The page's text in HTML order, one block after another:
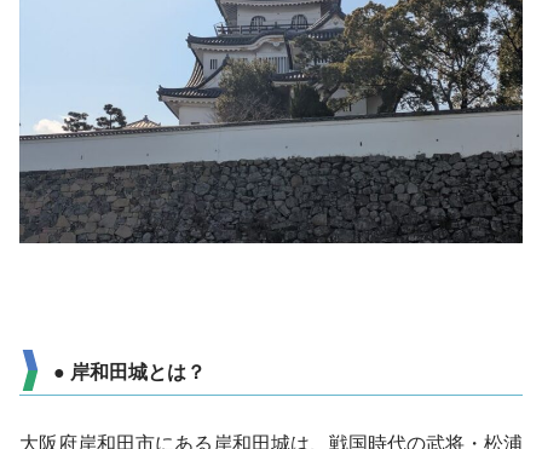
● 岸和田城とは？
大阪府岸和田市にある岸和田城は、戦国時代の武将・松浦